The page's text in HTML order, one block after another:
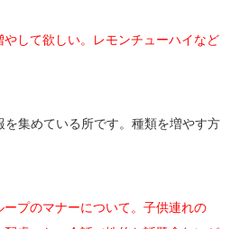
して欲しい。レモンチューハイなど
を集めている所です。種類を増やす方
プのマナーについて。子供連れの